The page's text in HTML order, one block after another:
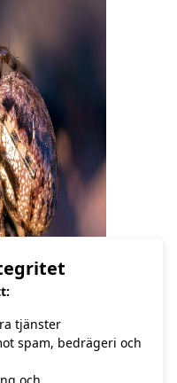
tjänster
spam, bedrägeri och